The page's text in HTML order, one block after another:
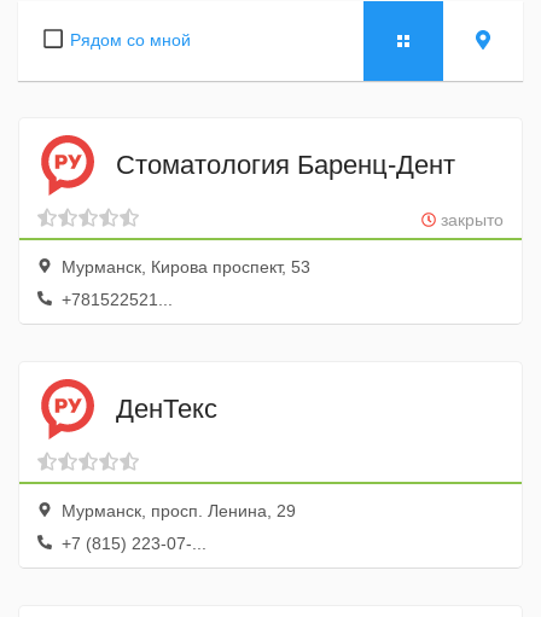
Рядом со мной
Стоматология Баренц-Дент
закрыто
Мурманск, Кирова проспект, 53
+781522521...
ДенТекс
Мурманск, просп. Ленина, 29
+7 (815) 223-07-...